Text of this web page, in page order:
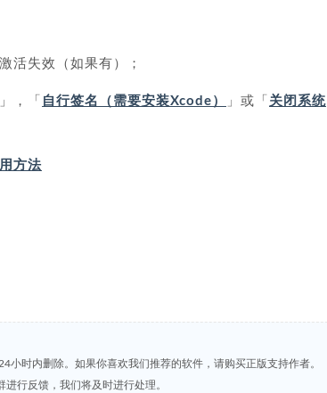
活失效（如果有）；
」，「 自行签名（需要安装Xcode） 」或「 关闭系统
方法
时内删除。如果你喜欢我们推荐的软件，请购买正版支持作者。
行反馈，我们将及时进行处理。